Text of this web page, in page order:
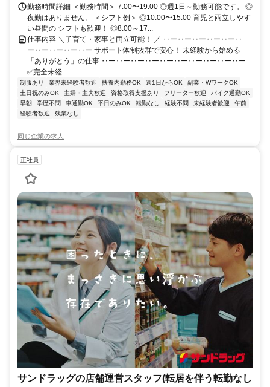
勤務時間詳細 ＜勤務時間＞ 7:00〜19:00 ◎週1日～勤務可能です。 ◎
夜勤はありません。 ＜シフト例＞ ◎10:00〜15:00 育児と両立しやす
い昼間の シフトも歓迎！ ◎8:00～17...
仕事内容 ＼子育て・家事と両立可能！ ／ ‥ー‥ー‥ー‥ー‥ー‥
ー‥ー‥ー‥ー‥ー サポート体制抜群で安心！ 未経験から始める
「ありがとう」の仕事 ‥ー‥ー‥ー‥ー‥ー‥ー‥ー‥ー‥ー‥ー
✅完全未経...
制服あり 業界未経験者歓迎 扶養内勤務OK 週1日からOK
副業・WワークOK
土日祝のみOK
主婦・主夫歓迎 資格取得支援あり フリーター歓迎
バイク通勤OK
早朝
学歴不問 車通勤OK 平日のみOK 転勤なし 経験不問 未経験者歓迎
午前
経験者歓迎
残業なし
同じ企業の求人
正社員
サンドラッグの店舗運営スタッフ(転居を伴う転勤なし